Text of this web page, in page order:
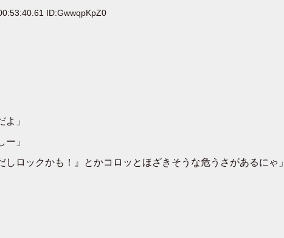
ID:GwwqpKpZ0
」
」
ロックかも！』とかコロッとほざきそうな危うさがあるにゃ」